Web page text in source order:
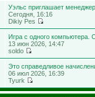
Уэльс приглашает
Сегодня, 16:16
Dikiy Pes
Игра с одного компьютера.
13 июн 2026, 14:47
soldo
Это справедливое
06 июл 2026, 16:39
Tyurk